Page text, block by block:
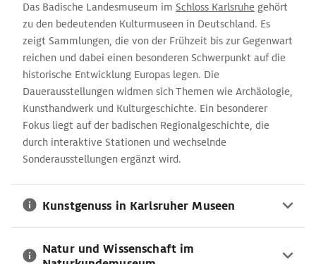
Das Badische Landesmuseum im Schloss Karlsruhe gehört
zu den bedeutenden Kulturmuseen in Deutschland. Es
zeigt Sammlungen, die von der Frühzeit bis zur Gegenwart
reichen und dabei einen besonderen Schwerpunkt auf die
historische Entwicklung Europas legen. Die
Dauerausstellungen widmen sich Themen wie Archäologie,
Kunsthandwerk und Kulturgeschichte. Ein besonderer
Fokus liegt auf der badischen Regionalgeschichte, die
durch interaktive Stationen und wechselnde
Sonderausstellungen ergänzt wird.
Kunstgenuss in Karlsruher Museen
Natur und Wissenschaft im